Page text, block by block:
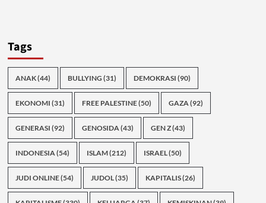
Tags
ANAK(44) BULLYING (31) DEMOKRASI (90)
EKONOMI (31) FREE PALESTINE(50) GAZA(92)
GENERASI (92) GENOSIDA(43) GEN Z(43)
INDONESIA(54) ISLAM(212) ISRAEL(50)
JUDI ONLINE(54) JUDOL(35) KAPITALIS(26)